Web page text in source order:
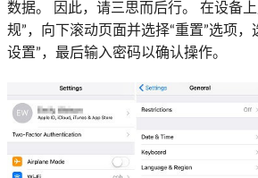
数据。 因此，请三思而后行。 在设备上
规”，向下滚动页面并选择“重置”选项，
设置”，最后输入密码以确认操作。